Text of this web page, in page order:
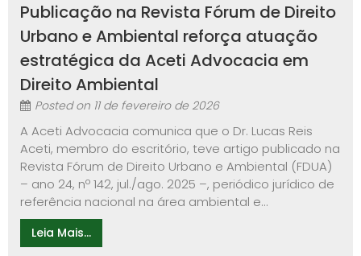
Publicação na Revista Fórum de Direito
Urbano e Ambiental reforça atuação
estratégica da Aceti Advocacia em
Direito Ambiental
Posted on 11 de fevereiro de 2026
A Aceti Advocacia comunica que o Dr. Lucas Reis
Aceti, membro do escritório, teve artigo publicado na
Revista Fórum de Direito Urbano e Ambiental (FDUA)
– ano 24, nº 142, jul./ago. 2025 –, periódico jurídico de
referência nacional na área ambiental e...
Leia Mais...